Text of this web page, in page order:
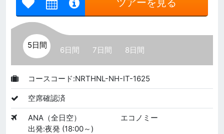
ツアーを見る
5日間
6日間 7日間 8日間
コースコード:NRTHNL-NH-IT-1625
空席確認済
ANA（全日空）
エコノミー
出発:夜発 (18:00～)